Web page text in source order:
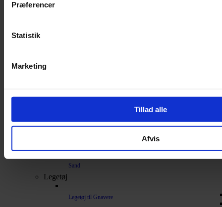
Præferencer
Statistik
Marketing
Tillad alle
Afvis
Bark
Spelt
Vat
Sand
Legetøj
Legetøj til Gnavere